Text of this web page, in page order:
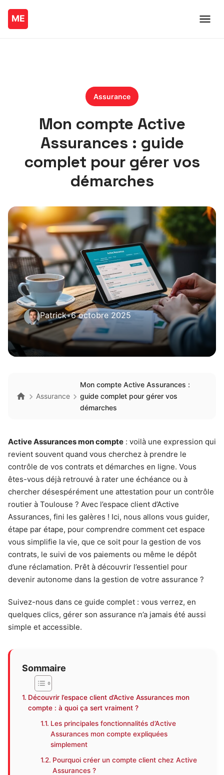
Assurance
Mon compte Active
Assurances : guide
complet pour gérer vos
démarches
Patrick•6 octobre 2025
Assurance
Mon compte Active Assurances :
guide complet pour gérer vos
démarches
Active Assurances mon compte : voilà une expression qui
revient souvent quand vous cherchez à prendre le
contrôle de vos contrats et démarches en ligne. Vous
êtes-vous déjà retrouvé à rater une échéance ou à
chercher désespérément une attestation pour un contrôle
routier à Toulouse ? Avec l’espace client d’Active
Assurances, fini les galères ! Ici, nous allons vous guider,
étape par étape, pour comprendre comment cet espace
vous simplifie la vie, que ce soit pour la gestion de vos
contrats, le suivi de vos paiements ou même le dépôt
d’une réclamation. Prêt à découvrir l’essentiel pour
devenir autonome dans la gestion de votre assurance ?
Suivez-nous dans ce guide complet : vous verrez, en
quelques clics, gérer son assurance n’a jamais été aussi
simple et accessible.
Sommaire
Découvrir l’espace client d’Active Assurances mon
compte : à quoi ça sert vraiment ?
Les principales fonctionnalités d’Active
Assurances mon compte expliquées
simplement
Pourquoi créer un compte client chez Active
Assurances ?